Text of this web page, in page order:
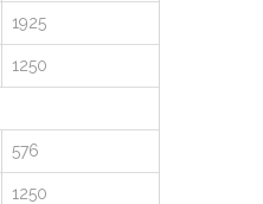
1925
1250
576
1250